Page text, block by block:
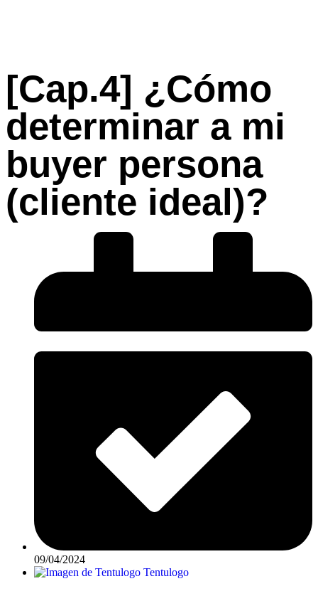
[Cap.4] ¿Cómo
determinar a mi
buyer persona
(cliente ideal)?
09/04/2024
Tentulogo